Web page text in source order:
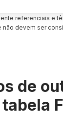
referenciais e
devem ser
de
tabela